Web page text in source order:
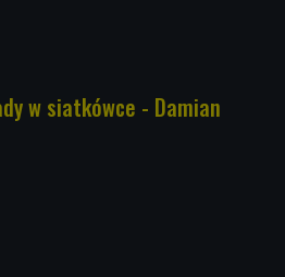
w siatkówce - Damian